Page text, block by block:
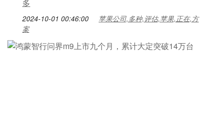
多
2024-10-01 00:46:00
苹果公司,多种,评估,苹果,正在,方
案